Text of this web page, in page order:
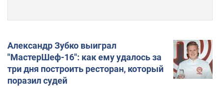
Александр Зубко выиграл
"МастерШеф-16": как ему удалось за
три дня построить ресторан, который
поразил судей